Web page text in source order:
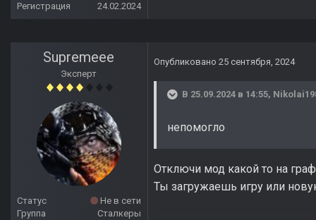
Регистрация
24.02.2024
Supremeee
Эксперт
Статус
Не в сети
Группа
Сталкеры
Опубликовано 25 сентября, 2024
В 25.09.2024 в 14:55,
непомогло
Отключи мод какой то на
Ты загружаешь игру или